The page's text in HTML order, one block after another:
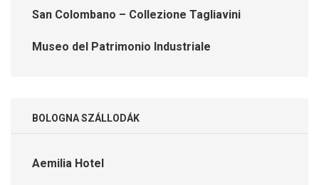
San Colombano – Collezione Tagliavini
Museo del Patrimonio Industriale
BOLOGNA SZÁLLODÁK
Aemilia Hotel